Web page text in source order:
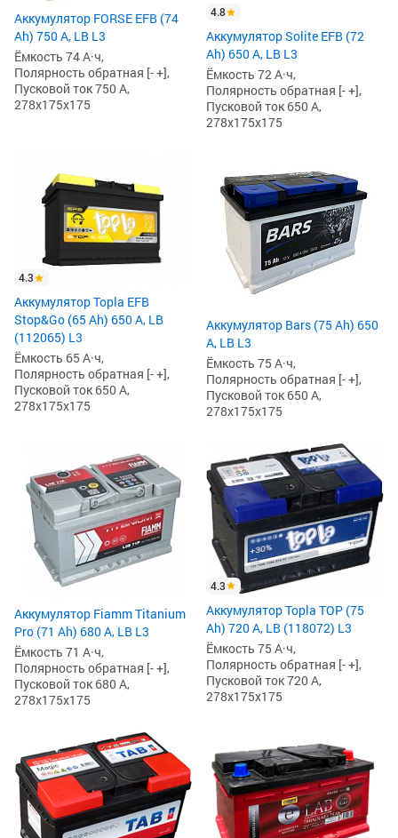
Аккумулятор FORSE EFB (74
Ah) 750 А, LB L3
Ёмкость 74 А·ч,
Полярность обратная [- +],
Пусковой ток 750 А,
278x175x175
4.8
Аккумулятор Solite EFB (72
Ah) 650 А, LB L3
Ёмкость 72 А·ч,
Полярность обратная [- +],
Пусковой ток 650 А,
278x175x175
4.3
Аккумулятор Topla EFB
Stop&Go (65 Ah) 650 А, LB
(112065) L3
Ёмкость 65 А·ч,
Полярность обратная [- +],
Пусковой ток 650 А,
278x175x175
Аккумулятор Bars (75 Ah) 650
А, LB L3
Ёмкость 75 А·ч,
Полярность обратная [- +],
Пусковой ток 650 А,
278x175x175
Аккумулятор Fiamm Titanium
Pro (71 Ah) 680 А, LB L3
Ёмкость 71 А·ч,
Полярность обратная [- +],
Пусковой ток 680 А,
278x175x175
4.3
Аккумулятор Topla TOP (75
Ah) 720 А, LB (118072) L3
Ёмкость 75 А·ч,
Полярность обратная [- +],
Пусковой ток 720 А,
278x175x175